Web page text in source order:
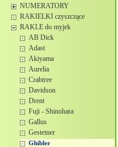
NUMERATORY
RAKIELKI czyszczące
RAKLE do myjek
AB Dick
Adast
Akiyama
Aurelia
Crabtree
Davidson
Drent
Fuji - Shinohara
Gallus
Gestetner
Ghibler